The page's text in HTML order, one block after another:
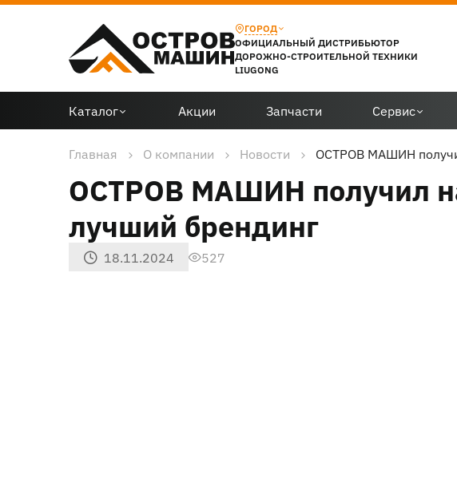
ГОРОД
ОФИЦИАЛЬНЫЙ ДИСТРИБЬЮТОР
ДОРОЖНО-СТРОИТЕЛЬНОЙ ТЕХНИКИ
LIUGONG
Каталог Акции Запчасти Сервис
Главная О компании Новости ОСТРОВ МАШИН
ОСТРОВ МАШИН получил
лучший брендинг
18.11.2024 527